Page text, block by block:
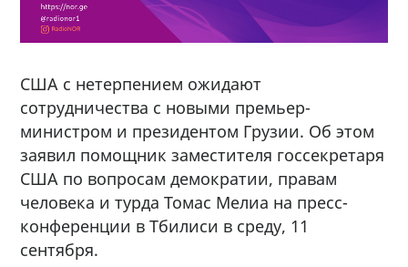
США с нетерпением ожидают
сотрудничества с новыми премьер-
министром и президентом Грузии. Об этом
заявил помощник заместителя госсекретаря
США по вопросам демократии, правам
человека и турда Томас Мелиа на пресс-
конференции в Тбилиси в среду, 11
сентября.